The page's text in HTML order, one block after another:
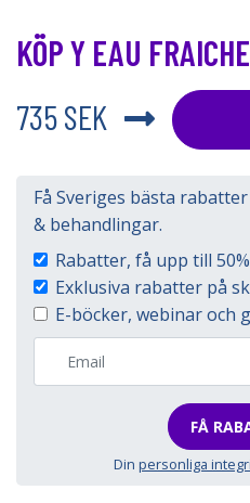
KÖP Y EAU
735 SEK
Få Sveriges bästa
& behandlingar.
Rabatter, få upp till
Exklusiva rabatter på
E-böcker, webinar och
FÅ
Din personliga